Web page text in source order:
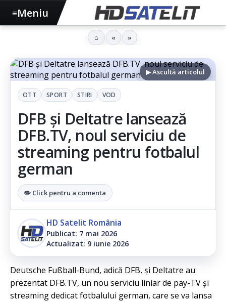
▶ Ascultă articolul
OTT SPORT STIRI VOD
DFB și Deltatre lansează
DFB.TV, noul serviciu de
streaming pentru fotbalul
german
✏️ Click pentru a comenta
HD Satelit România
Publicat: 7 mai 2026
Actualizat: 9 iunie 2026
Deutsche Fußball-Bund, adică DFB, și Deltatre au
prezentat DFB.TV, un nou serviciu liniar de pay-TV și
streaming dedicat fotbalului german, care se va lansa
≡Meniu
⌂ « »